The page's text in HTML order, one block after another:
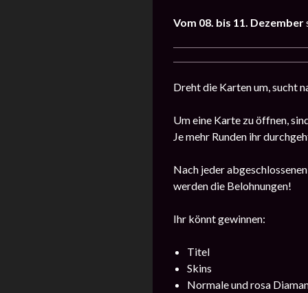
Vom 08. bis 11. Dezember
Dreht die Karten um, sucht
Um eine Karte zu öffnen,
Je mehr Runden ihr
Nach jeder
werden die Belohnungen!
Ihr könnt gewinnen:
Titel
Skins
Normale und rosa